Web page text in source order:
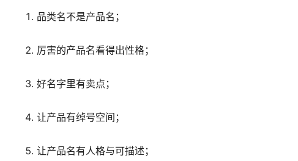
品类名不是产品名；
厉害的产品名看得出性格；
好名字里有卖点；
让产品有绰号空间；
让产品名有人格与可描述；